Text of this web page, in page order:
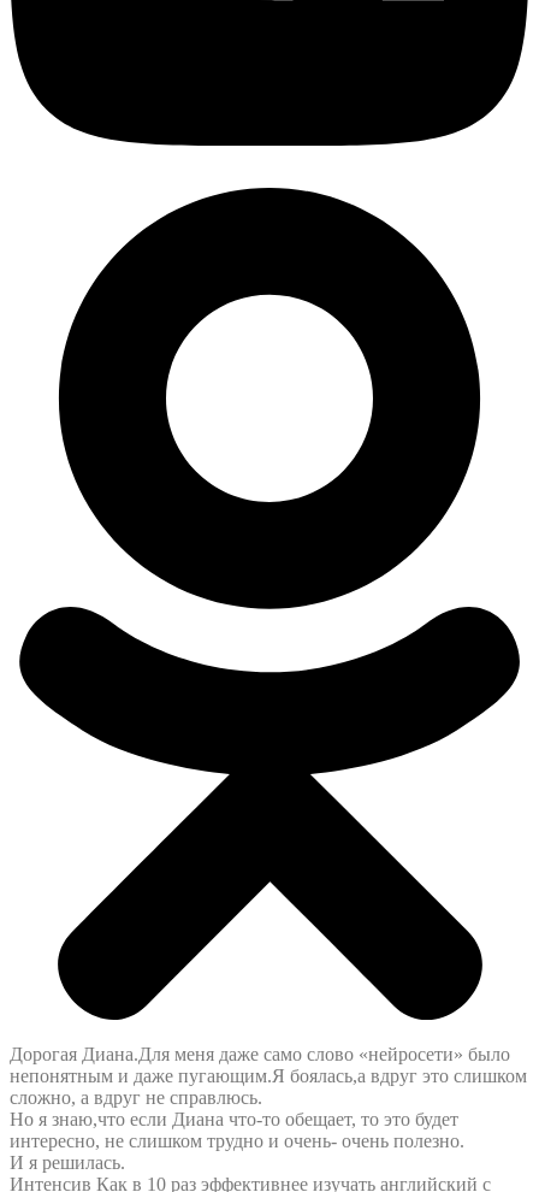
Дорогая Диана.Для меня даже само слово «нейросети» было
непонятным и даже пугающим.Я боялась,а вдруг это слишком
сложно, а вдруг не справлюсь.
Но я знаю,что если Диана что-то обещает, то это будет
интересно, не слишком трудно и очень- очень полезно.
И я решилась.
Интенсив Как в 10 раз эффективнее изучать английский с